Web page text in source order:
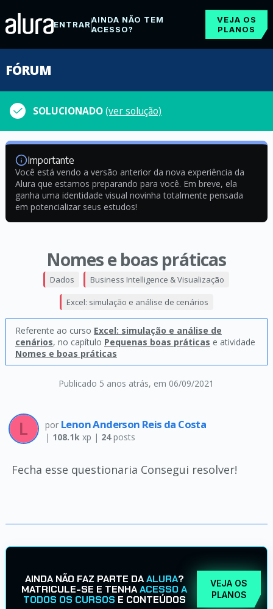
ENTRARAINDA NÃO TEM
ACESSO?
VEJA OS
PLANOS
FÓRUM
SOLUCIONADO(ver solução)
Importante
Você está vendo a versão anterior da nova experiência da
Alura que estamos preparando para você. Em breve, ela
ganha uma identidade visual novinha totalmente pensada
em potencializar seus estudos!
Nomes e boas práticas
Publicado 5 anos atrás, em 06/09/2021
Dados Business Intelligence & Visualização
Excel: simulação e análise de cenários
Referente ao curso Excel: simulação e análise de
cenários, no capítulo Pequenas boas práticas e atividade
Nomes e boas práticas
por Lenon Anderson Reis da Costa
| 108.1kxp | 24posts
Fecha esse questionaria Consegui resolver!
AINDA NÃO FAZ PARTE DAALURA?
MATRICULE-SE E TENHAACESSO A
TODOS OS CURSOS E CONTEÚDOS
VEJA OS
PLANOS